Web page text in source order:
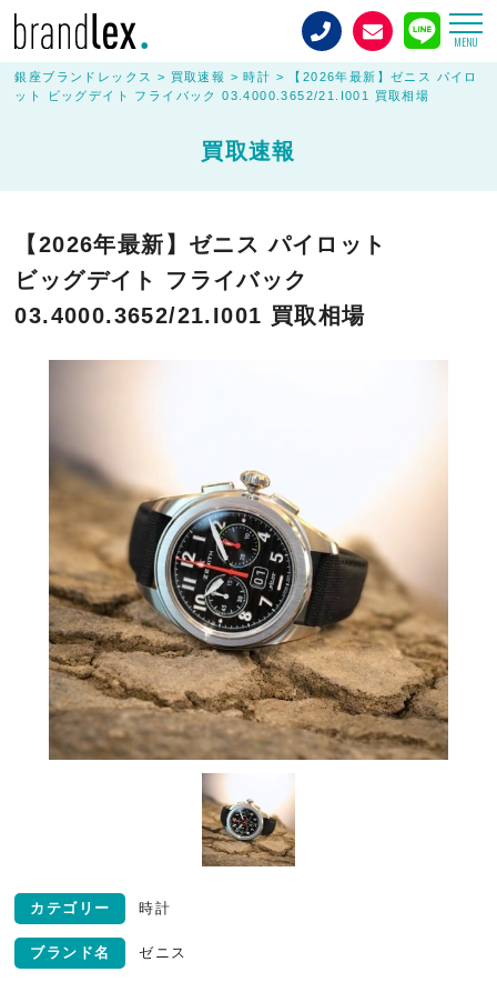
MENU
銀座ブランドレックス > 買取速報 >時計 >
【2026年最新】ゼニス パイロ
ット ビッグデイト フライバック 03.4000.3652/21.I001 買取相場
買取速報
【2026年最新】ゼニス パイロット
ビッグデイト フライバック
03.4000.3652/21.I001 買取相場
カテゴリー 時計
ブランド名 ゼニス